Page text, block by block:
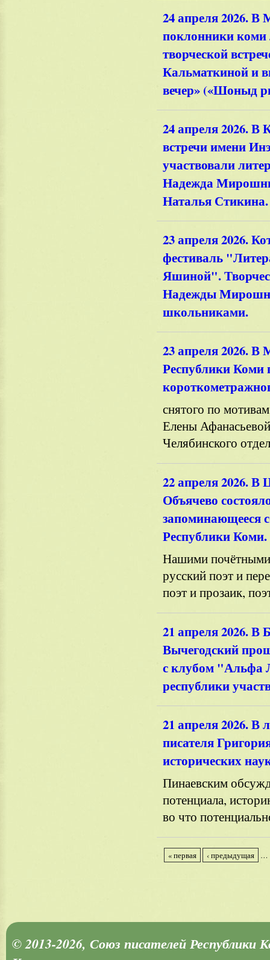
24 апреля 2026. В
поклонники коми
творческой
Кальматкиной и
вечер» («Шоныд
24 апреля 2026. В
встречи имени
участвовали
Надежда
Наталья Стикина.
23 апреля 2026.
фестиваль
Яшиной".
Надежды
школьниками.
23 апреля 2026. В
Республики Коми
снятого по
Елены
Челябинского
22 апреля 2026. В
Объячево
запоминающееся
Республики Коми.
Нашими
русский поэт и
поэт и прозаик,
21 апреля 2026. В
Вычегодский
с клубом "Альфа
республики
21 апреля 2026. В
писателя
исторических
Пинаевским
потенциала,
во что
« первая ‹ предыдущая …
© 2013-2026, Союз писателей Республики